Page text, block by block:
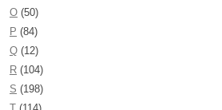
O (50)
P (84)
Q (12)
R (104)
S (198)